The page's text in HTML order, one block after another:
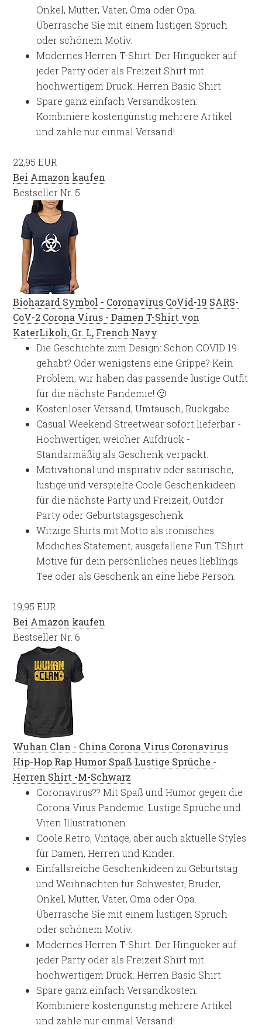
Onkel, Mutter, Vater, Oma oder Opa.
Überrasche Sie mit einem lustigen Spruch
oder schönem Motiv.
Modernes Herren T-Shirt. Der Hingucker auf
jeder Party oder als Freizeit Shirt mit
hochwertigem Druck. Herren Basic Shirt
Spare ganz einfach Versandkosten:
Kombiniere kostengünstig mehrere Artikel
und zahle nur einmal Versand!
22,95 EUR
Bei Amazon kaufen
Bestseller Nr. 5
Biohazard Symbol - Coronavirus CoVid-19 SARS-
CoV-2 Corona Virus - Damen T-Shirt von
KaterLikoli, Gr. L, French Navy
Die Geschichte zum Design: Schon COVID 19
gehabt? Oder wenigstens eine Grippe? Kein
Problem, wir haben das passende lustige Outfit
für die nächste Pandemie! 🙂
Kostenloser Versand, Umtausch, Rückgabe
Casual Weekend Streetwear sofort lieferbar -
Hochwertiger, weicher Aufdruck -
Standarmäßig als Geschenk verpackt.
Motivational und inspirativ oder satirische,
lustige und verspielte Coole Geschenkideen
für die nächste Party und Freizeit, Outdor
Party oder Geburtstagsgeschenk
Witzige Shirts mit Motto als ironisches
Modiches Statement, ausgefallene Fun TShirt
Motive für dein persönliches neues lieblings
Tee oder als Geschenk an eine liebe Person.
19,95 EUR
Bei Amazon kaufen
Bestseller Nr. 6
Wuhan Clan - China Corona Virus Coronavirus
Hip-Hop Rap Humor Spaß Lustige Sprüche -
Herren Shirt -M-Schwarz
Coronavirus?? Mit Spaß und Humor gegen die
Corona Virus Pandemie. Lustige Sprüche und
Viren Illustrationen.
Coole Retro, Vintage, aber auch aktuelle Styles
für Damen, Herren und Kinder.
Einfallsreiche Geschenkideen zu Geburtstag
und Weihnachten für Schwester, Bruder,
Onkel, Mutter, Vater, Oma oder Opa.
Überrasche Sie mit einem lustigen Spruch
oder schönem Motiv.
Modernes Herren T-Shirt. Der Hingucker auf
jeder Party oder als Freizeit Shirt mit
hochwertigem Druck. Herren Basic Shirt
Spare ganz einfach Versandkosten:
Kombiniere kostengünstig mehrere Artikel
und zahle nur einmal Versand!